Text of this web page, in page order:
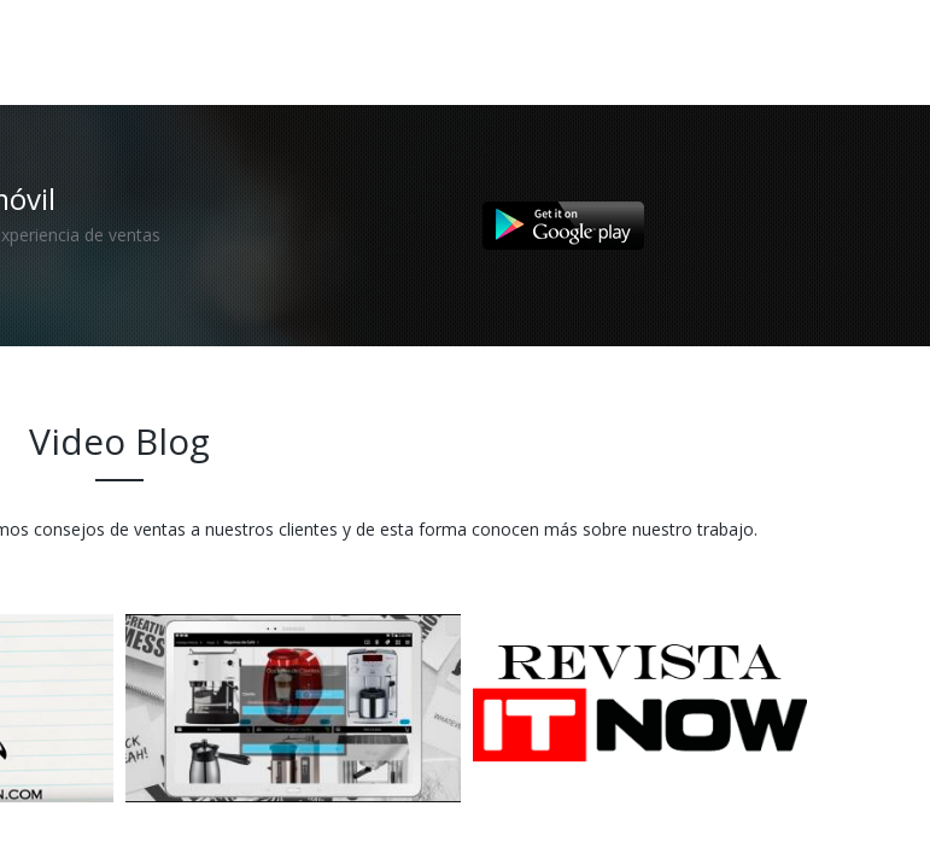
de ventas
Video Blog
consejos de ventas a nuestros clientes y de esta forma conocen más sobre nuestro trabajo.